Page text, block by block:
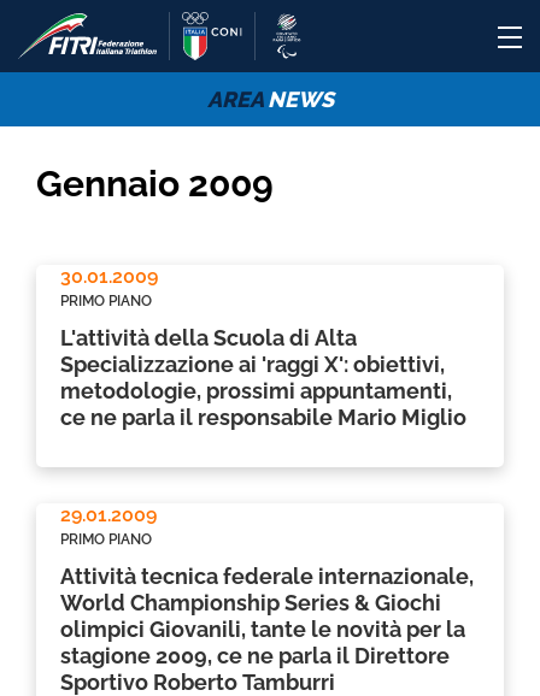
AREANEWS
Gennaio 2009
30.01.2009
PRIMO PIANO
L'attività della Scuola di Alta
Specializzazione ai 'raggi X': obiettivi,
metodologie, prossimi appuntamenti,
ce ne parla il responsabile Mario Miglio
29.01.2009
PRIMO PIANO
Attività tecnica federale internazionale,
World Championship Series & Giochi
olimpici Giovanili, tante le novità per la
stagione 2009, ce ne parla il Direttore
Sportivo Roberto Tamburri